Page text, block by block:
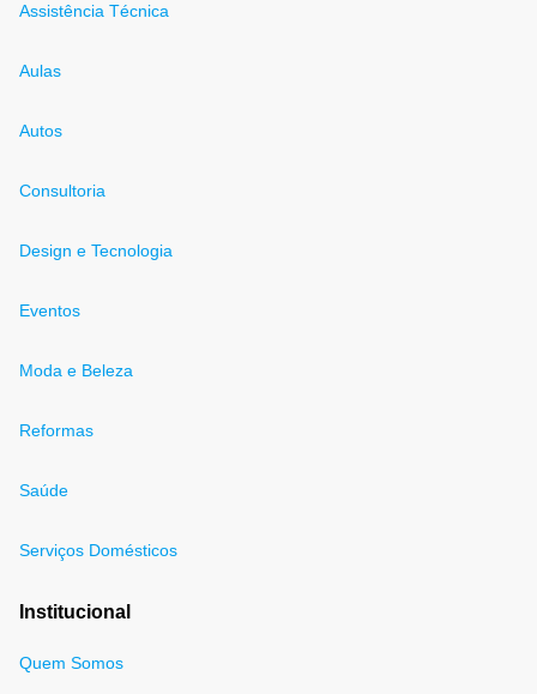
Assistência Técnica
Aulas
Autos
Consultoria
Design e Tecnologia
Eventos
Moda e Beleza
Reformas
Saúde
Serviços Domésticos
Institucional
Quem Somos